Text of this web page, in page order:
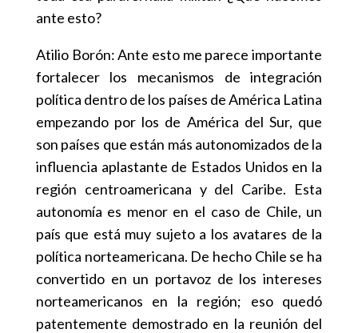
ante esto?
Atilio Borón: Ante esto me parece importante
fortalecer los mecanismos de integración
política dentro de los países de América Latina
empezando por los de América del Sur, que
son países que están más autonomizados de la
influencia aplastante de Estados Unidos en la
región centroamericana y del Caribe. Esta
autonomía es menor en el caso de Chile, un
país que está muy sujeto a los avatares de la
política norteamericana. De hecho Chile se ha
convertido en un portavoz de los intereses
norteamericanos en la región; eso quedó
patentemente demostrado en la reunión del